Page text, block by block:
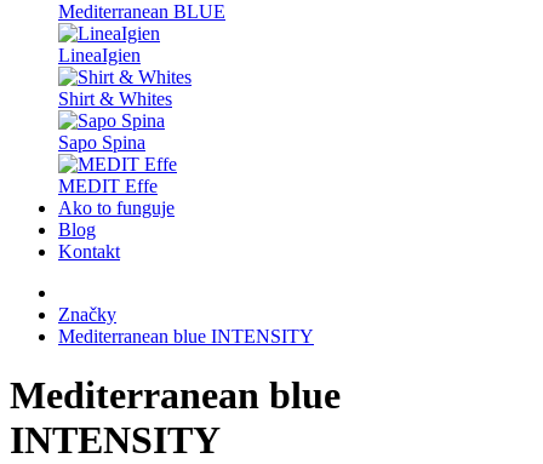
Mediterranean BLUE
LineaIgien
Shirt & Whites
Sapo Spina
MEDIT Effe
Ako to funguje
Blog
Kontakt
Značky
Mediterranean blue INTENSITY
Mediterranean blue
INTENSITY